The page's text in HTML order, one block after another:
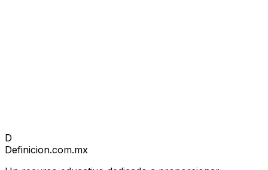
D
Definicion.com.mx